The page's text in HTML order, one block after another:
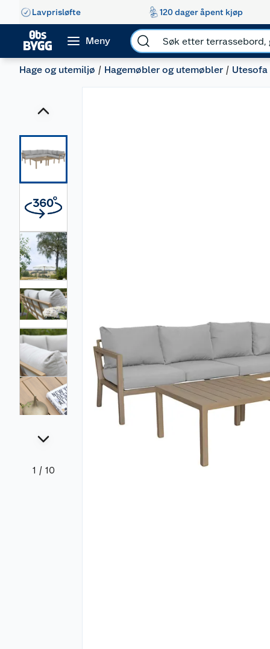
Lavprisløfte 120 dager åpent kjøp
Meny
Hage og utemiljø Hagemøbler og utemøbler Utesofa
1 / 10